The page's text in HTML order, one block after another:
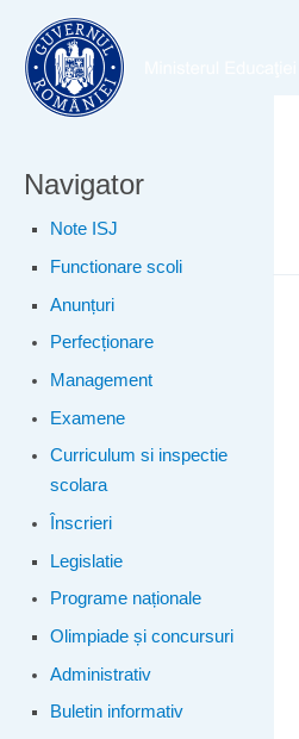
Meniu principal
Navigator
Note ISJ
Functionare scoli
Anunțuri
Perfecționare
Management
Examene
Curriculum si inspectie
scolara
Înscrieri
Legislatie
Programe naționale
Olimpiade și concursuri
Administrativ
Buletin informativ